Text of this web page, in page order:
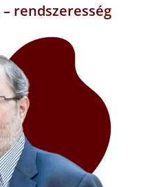
rendszeresség